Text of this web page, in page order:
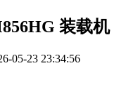
装载机
05-23 23:34:56